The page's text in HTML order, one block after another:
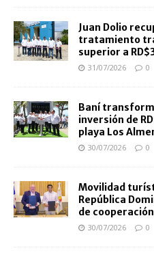
Juan Dolio
tratamiento
superior a
31/07/2026 0
Baní
inversión de
playa Los
30/07/2026 0
Movilidad
República
de
30/07/2026 0